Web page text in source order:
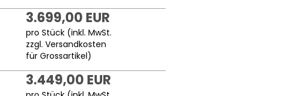
3.699,00 EUR
pro Stück (inkl. MwSt.
zzgl.Versandkosten
für Grossartikel)
3.449,00 EUR